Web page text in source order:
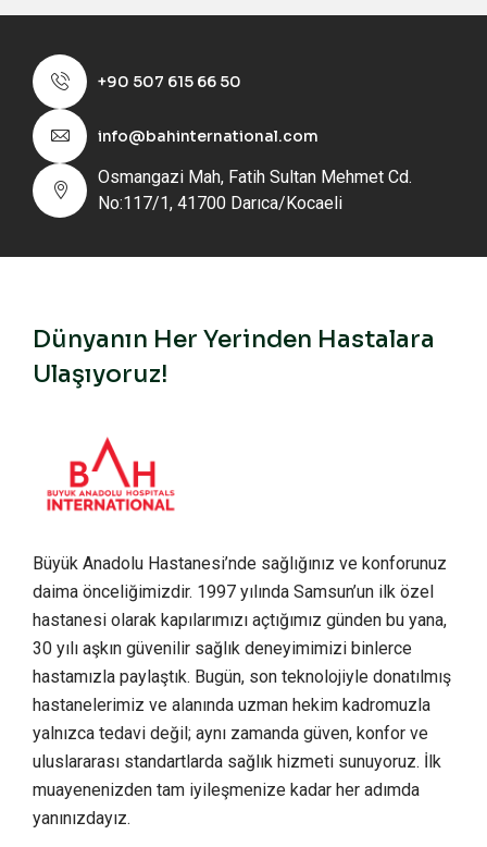
+90 507 615 66 50
info@bahinternational.com
Osmangazi Mah, Fatih Sultan Mehmet Cd.
No:117/1, 41700 Darıca/Kocaeli
Dünyanın Her Yerinden Hastalara
Ulaşıyoruz!
Büyük Anadolu Hastanesi’nde sağlığınız ve konforunuz
daima önceliğimizdir. 1997 yılında Samsun’un ilk özel
hastanesi olarak kapılarımızı açtığımız günden bu yana,
30 yılı aşkın güvenilir sağlık deneyimimizi binlerce
hastamızla paylaştık. Bugün, son teknolojiyle donatılmış
hastanelerimiz ve alanında uzman hekim kadromuzla
yalnızca tedavi değil; aynı zamanda güven, konfor ve
uluslararası standartlarda sağlık hizmeti sunuyoruz. İlk
muayenenizden tam iyileşmenize kadar her adımda
yanınızdayız.